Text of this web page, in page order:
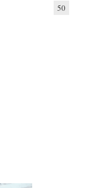
50